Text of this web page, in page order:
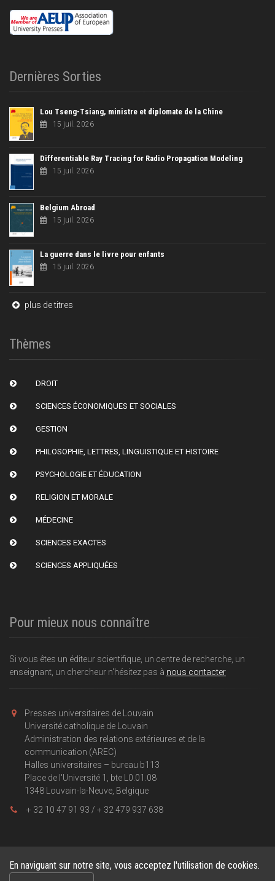
En naviguant sur notre site, vous acceptez l'utilisation de cookies.
Dernières Sorties
Lou Tseng-Tsiang, ministre et diplomate de la Chine
15 juil. 2026
Differentiable Ray Tracing for Radio Propagation Modeling
15 juil. 2026
Belgium Abroad
15 juil. 2026
La guerre dans le livre pour enfants
15 juil. 2026
plus de titres
Thèmes
DROIT
SCIENCES ÉCONOMIQUES ET SOCIALES
GESTION
PHILOSOPHIE, LETTRES, LINGUISTIQUE ET HISTOIRE
PSYCHOLOGIE ET ÉDUCATION
RELIGION ET MORALE
MÉDECINE
SCIENCES EXACTES
SCIENCES APPLIQUÉES
Pour mieux nous connaître
Si vous êtes un éditeur scientifique, un centre de recherche, un
enseignant, un chercheur n'hésitez pas à nous contacter
Presses universitaires de Louvain
Université catholique de Louvain
Administration des relations extérieures et de la
communication (AREC)
Halles universitaires – bureau b113
Place de l'Université 1, bte L0.01.08
1348 Louvain-la-Neuve, Belgique
+ 32 10 47 91 93 / + 32 479 937 638